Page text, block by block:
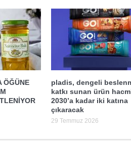
ÖĞÜNE
pladis, dengeli
katkı sunan ürün
2030’a kadar iki katına
çıkaracak
29 Temmuz 2026